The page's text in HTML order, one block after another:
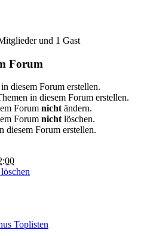
und 1 Gast
Forum
diesem Forum erstellen.
in diesem Forum erstellen.
Forum nicht ändern.
Forum nicht löschen.
diesem Forum erstellen.